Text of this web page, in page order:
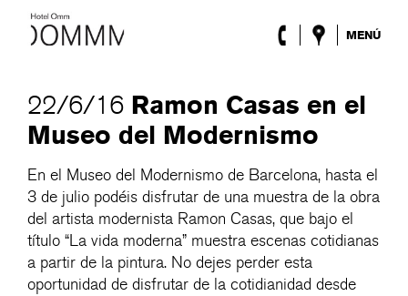
MENÚ
Roca Barcelona
Spa
Lobby & Club
Eventos
Promociones
Blog
ENG / ESP /DEU FRA / CAT
22/6/16 Ramon Casas en el
Museo del Modernismo
En el Museo del Modernismo de Barcelona, hasta el
3 de julio podéis disfrutar de una muestra de la obra
del artista modernista Ramon Casas, que bajo el
título “La vida moderna” muestra escenas cotidianas
a partir de la pintura. No dejes perder esta
oportunidad de disfrutar de la cotidianidad desde